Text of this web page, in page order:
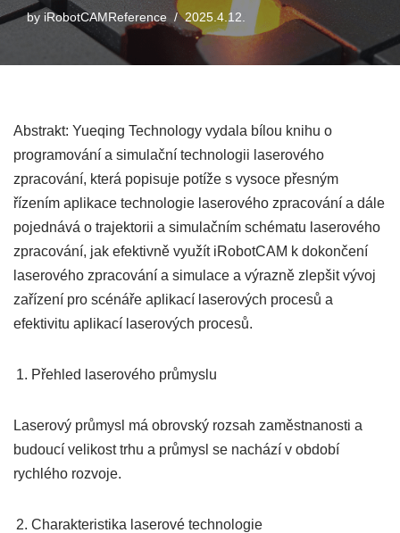
by iRobotCAMReference 2025.4.12.
Abstrakt: Yueqing Technology vydala bílou knihu o
programování a simulační technologii laserového
zpracování, která popisuje potíže s vysoce přesným
řízením aplikace technologie laserového zpracování a dále
pojednává o trajektorii a simulačním schématu laserového
zpracování, jak efektivně využít iRobotCAM k dokončení
laserového zpracování a simulace a výrazně zlepšit vývoj
zařízení pro scénáře aplikací laserových procesů a
efektivitu aplikací laserových procesů.
Přehled laserového průmyslu
Laserový průmysl má obrovský rozsah zaměstnanosti a
budoucí velikost trhu a průmysl se nachází v období
rychlého rozvoje.
Charakteristika laserové technologie